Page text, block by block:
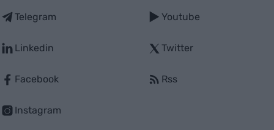
Telegram
Linkedin
Facebook
Instagram
Youtube
Twitter
Rss